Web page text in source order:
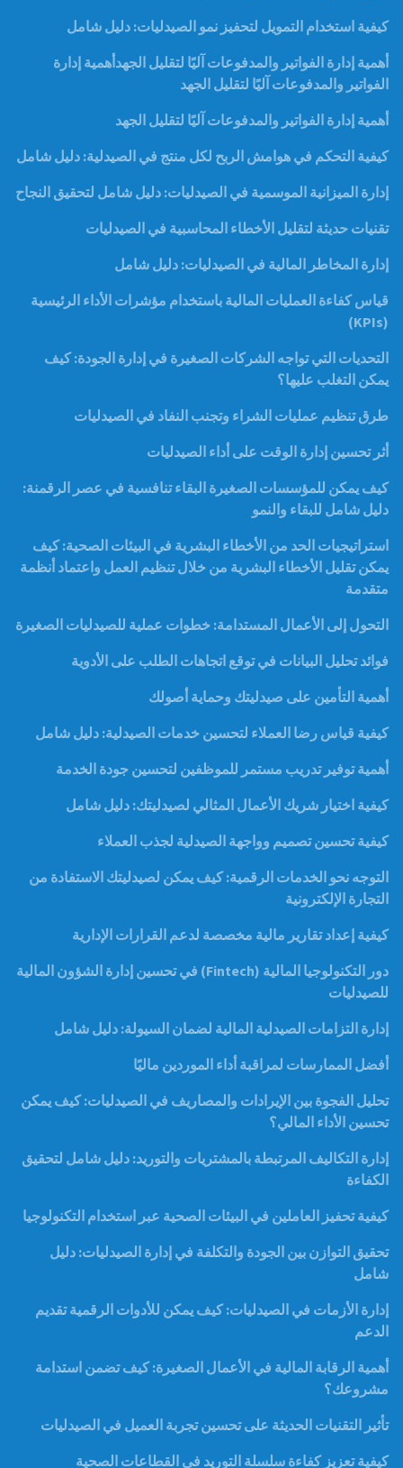
كيفية استخدام التمويل لتحفيز نمو الصيدليات: دليل شامل
أهمية إدارة الفواتير والمدفوعات آليًا لتقليل الجهدأهمية إدارة
الفواتير والمدفوعات آليًا لتقليل الجهد
أهمية إدارة الفواتير والمدفوعات آليًا لتقليل الجهد
كيفية التحكم في هوامش الربح لكل منتج في الصيدلية: دليل شامل
إدارة الميزانية الموسمية في الصيدليات: دليل شامل لتحقيق النجاح
تقنيات حديثة لتقليل الأخطاء المحاسبية في الصيدليات
إدارة المخاطر المالية في الصيدليات: دليل شامل
قياس كفاءة العمليات المالية باستخدام مؤشرات الأداء الرئيسية
(KPIs)
التحديات التي تواجه الشركات الصغيرة في إدارة الجودة: كيف
يمكن التغلب عليها؟
طرق تنظيم عمليات الشراء وتجنب النفاد في الصيدليات
أثر تحسين إدارة الوقت على أداء الصيدليات
كيف يمكن للمؤسسات الصغيرة البقاء تنافسية في عصر الرقمنة:
دليل شامل للبقاء والنمو
استراتيجيات الحد من الأخطاء البشرية في البيئات الصحية: كيف
يمكن تقليل الأخطاء البشرية من خلال تنظيم العمل واعتماد أنظمة
متقدمة
التحول إلى الأعمال المستدامة: خطوات عملية للصيدليات الصغيرة
فوائد تحليل البيانات في توقع اتجاهات الطلب على الأدوية
أهمية التأمين على صيدليتك وحماية أصولك
كيفية قياس رضا العملاء لتحسين خدمات الصيدلية: دليل شامل
أهمية توفير تدريب مستمر للموظفين لتحسين جودة الخدمة
كيفية اختيار شريك الأعمال المثالي لصيدليتك: دليل شامل
كيفية تحسين تصميم وواجهة الصيدلية لجذب العملاء
التوجه نحو الخدمات الرقمية: كيف يمكن لصيدليتك الاستفادة من
التجارة الإلكترونية
كيفية إعداد تقارير مالية مخصصة لدعم القرارات الإدارية
دور التكنولوجيا المالية (Fintech) في تحسين إدارة الشؤون المالية
للصيدليات
إدارة التزامات الصيدلية المالية لضمان السيولة: دليل شامل
أفضل الممارسات لمراقبة أداء الموردين ماليًا
تحليل الفجوة بين الإيرادات والمصاريف في الصيدليات: كيف يمكن
تحسين الأداء المالي؟
إدارة التكاليف المرتبطة بالمشتريات والتوريد: دليل شامل لتحقيق
الكفاءة
كيفية تحفيز العاملين في البيئات الصحية عبر استخدام التكنولوجيا
تحقيق التوازن بين الجودة والتكلفة في إدارة الصيدليات: دليل
شامل
إدارة الأزمات في الصيدليات: كيف يمكن للأدوات الرقمية تقديم
الدعم
أهمية الرقابة المالية في الأعمال الصغيرة: كيف تضمن استدامة
مشروعك؟
تأثير التقنيات الحديثة على تحسين تجربة العميل في الصيدليات
كيفية تعزيز كفاءة سلسلة التوريد في القطاعات الصحية